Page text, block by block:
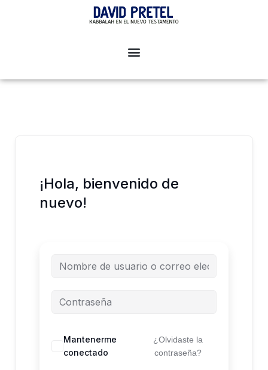
¡Hola, bienvenido de
nuevo!
Mantenerme
conectado
¿Olvidaste la
contraseña?